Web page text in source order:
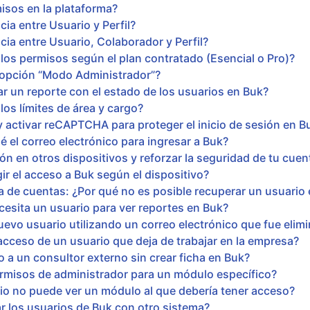
en la plataforma?
entre Usuario y Perfil?
entre Usuario, Colaborador y Perfil?
permisos según el plan contratado (Esencial o Pro)?
“Modo Administrador”?
un reporte con el estado de los usuarios en Buk?
límites de área y cargo?
reCAPTCHA para proteger el inicio de sesión en
el correo electrónico para ingresar a Buk?
en otros dispositivos y reforzar la seguridad de tu
el acceso a Buk según el dispositivo?
de cuentas: ¿Por qué no es posible recuperar un
un usuario para ver reportes en Buk?
usuario utilizando un correo electrónico que fue
de un usuario que deja de trabajar en la empresa?
a un consultor externo sin crear ficha en Buk?
de administrador para un módulo específico?
no puede ver un módulo al que debería tener acceso?
los usuarios de Buk con otro sistema?